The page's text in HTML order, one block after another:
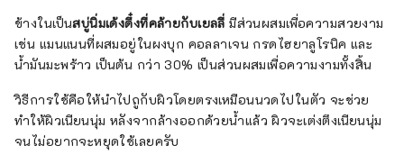
ข้างในเป็นสบู่นิ่มเด้งดึ๋งที่คล้ายกับเยลลี่ มีส่วนผสมเพื่อความสวยงาม
เช่น แมนแนนที่ผสมอยู่ในผงบุก คอลลาเจน กรดไฮยาลูโรนิค และ
น้ำมันมะพร้าว เป็นต้น กว่า 30% เป็นส่วนผสมเพื่อความงามทั้งสิ้น
วิธีการใช้คือให้นำไปถูกับผิวโดยตรงเหมือนนวดไปในตัว จะช่วย
ทำให้ผิวเนียนนุ่ม หลังจากล้างออกด้วยน้ำแล้ว ผิวจะเต่งตึงเนียนนุ่ม
จนไม่อยากจะหยุดใช้เลยครับ